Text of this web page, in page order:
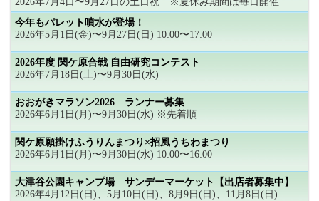
今年もパレット噴水が登場！
2026年5月1日(金)〜9月27日(日) 10:00〜17:00
2026年度 関ケ原合戦 自由研究コンテスト
2026年7月18日(土)〜9月30日(水)
おおがきマラソン2026 ランナー募集
2026年6月1日(月)〜9月30日(水) ※先着順
関ケ原願掛けふうりんまつり×招風うちわまつり
2026年6月1日(月)〜9月30日(水) 10:00〜16:00
大津谷公園キャンプ場 サンデーマーケット【出店者募集中】
2026年4月12日(日)、5月10日(日)、8月9日(日)、11月8日(日)